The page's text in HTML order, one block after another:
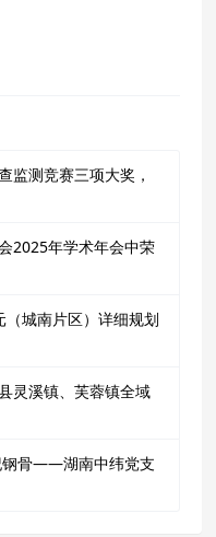
监测竞赛三项大奖，
2025年学术年会中荣
城南片区）详细规划
灵溪镇、芙蓉镇全域
钢骨——湖南中纬党支